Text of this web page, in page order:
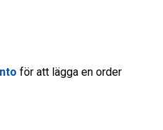
för att lägga en order